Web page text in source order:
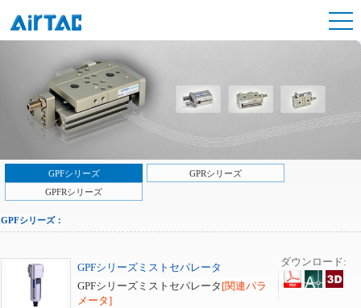
GPFシリーズ
GPRシリーズ
GPFRシリーズ
GPFシリーズ：
GPFシリーズミストセパレータ
GPFシリーズミストセパレータ [関連パラ
メータ]
ダウンロード: